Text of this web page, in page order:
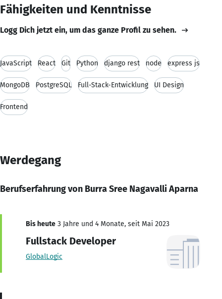
Fähigkeiten und Kenntnisse
Logg Dich jetzt ein, um das ganze Profil zu sehen.
JavaScript React Git Python django rest node express js
MongoDB PostgreSQL Full-Stack-Entwicklung UI Design
Frontend
Werdegang
Berufserfahrung von Burra Sree Nagavalli Aparna
Bis heute 3 Jahre und 4 Monate, seit Mai 2023
Fullstack Developer
GlobalLogic